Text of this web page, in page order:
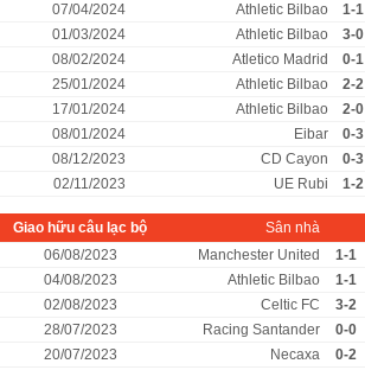
07/04/2024
Athletic Bilbao 1-1
01/03/2024
Athletic Bilbao 3-0
08/02/2024
Atletico Madrid 0-1
25/01/2024
Athletic Bilbao 2-2
17/01/2024
Athletic Bilbao 2-0
08/01/2024
Eibar 0-3
08/12/2023
CD Cayon 0-3
02/11/2023
UE Rubi 1-2
Giao hữu câu lạc bộ Sân nhà
06/08/2023
Manchester United 1-1
04/08/2023
Athletic Bilbao 1-1
02/08/2023
Celtic FC 3-2
28/07/2023
Racing Santander 0-0
20/07/2023
Necaxa 0-2